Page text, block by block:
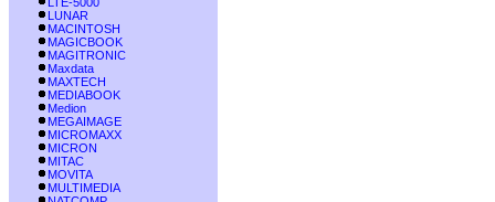
LUNAR
MACINTOSH
MAGICBOOK
MAGITRONIC
Maxdata
MAXTECH
MEDIABOOK
Medion
MEGAIMAGE
MICROMAXX
MICRON
MITAC
MOVITA
MULTIMEDIA